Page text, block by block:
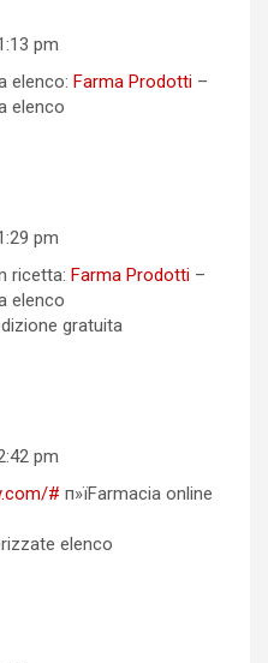
pm
elenco: Farma Prodotti –
elenco
pm
ricetta: Farma Prodotti –
elenco
gratuita
pm
# п»їFarmacia online
elenco